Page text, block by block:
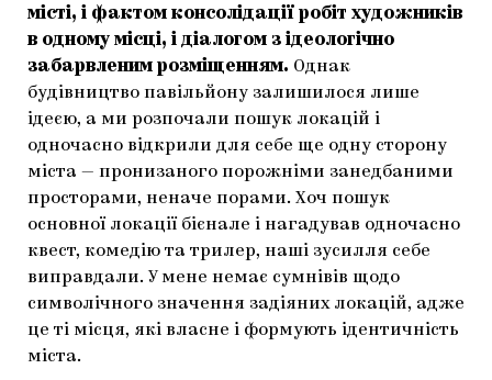
місті, і фактом консолідації робіт художників
в одному місці, і діалогом з ідеологічно
забарвленим розміщенням. Однак
будівництво павільйону залишилося лише
ідеєю, а ми розпочали пошук локацій і
одночасно відкрили для себе ще одну сторону
міста — пронизаного порожніми занедбаними
просторами, неначе порами. Хоч пошук
основної локації бієнале і нагадував одночасно
квест, комедію та трилер, наші зусилля себе
виправдали. У мене немає сумнівів щодо
символічного значення задіяних локацій, адже
це ті місця, які власне і формують ідентичність
міста.